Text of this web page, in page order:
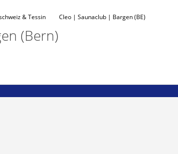
& Tessin Cleo | Saunaclub | Bargen (BE)
(Bern)